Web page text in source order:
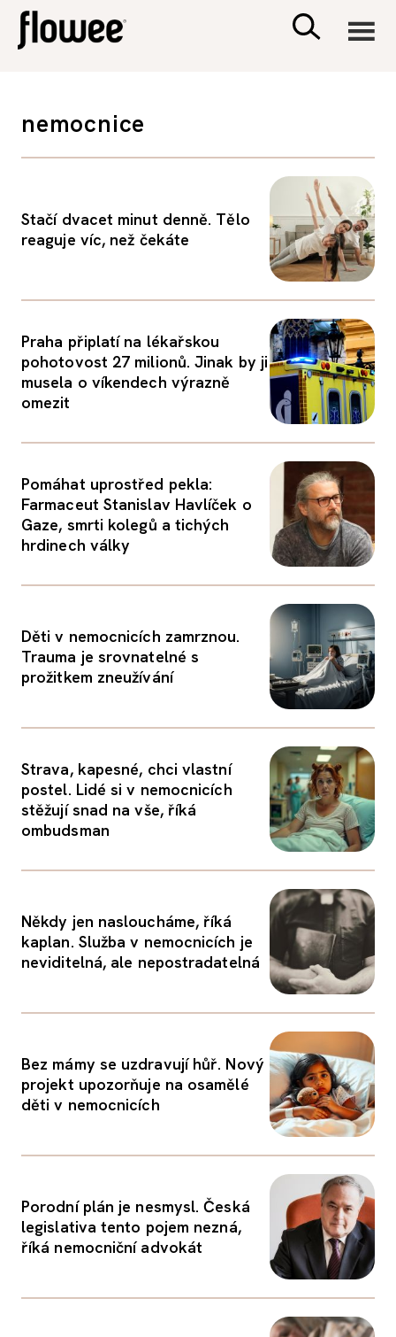
PORADNA
nemocnice
Stačí dvacet minut denně. Tělo
reaguje víc, než čekáte
Praha připlatí na lékařskou
pohotovost 27 milionů. Jinak by ji
musela o víkendech výrazně
omezit
Pomáhat uprostřed pekla:
Farmaceut Stanislav Havlíček o
Gaze, smrti kolegů a tichých
hrdinech války
Děti v nemocnicích zamrznou.
Trauma je srovnatelné s
prožitkem zneužívání
Strava, kapesné, chci vlastní
postel. Lidé si v nemocnicích
stěžují snad na vše, říká
ombudsman
Někdy jen nasloucháme, říká
kaplan. Služba v nemocnicích je
neviditelná, ale nepostradatelná
Bez mámy se uzdravují hůř. Nový
projekt upozorňuje na osamělé
děti v nemocnicích
Porodní plán je nesmysl. Česká
legislativa tento pojem nezná,
říká nemocniční advokát